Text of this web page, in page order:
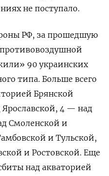
не поступало.
РФ, за прошедшую
90 украинских
типа. Больше всего
Брянской
4 — над
Смоленской и
и Тульской,
и Ростовской. Еще
над акваторией